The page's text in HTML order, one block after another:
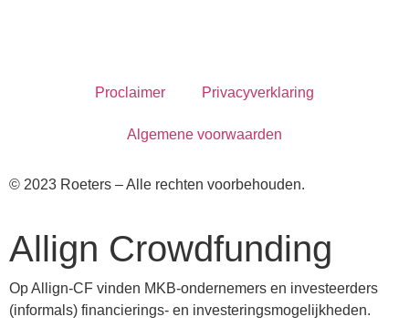
© 2023 Roeters – Alle rechten voorbehouden.
Proclaimer Privacyverklaring
Algemene voorwaarden
Allign Crowdfunding
Op Allign-CF vinden MKB-ondernemers en investeerders
(informals) financierings- en investeringsmogelijkheden.